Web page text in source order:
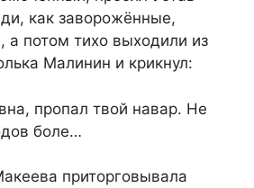
как заворожённые,
а потом тихо выходили из
Малинин и крикнул:
пропал твой навар. Не
боле…
приторговывала